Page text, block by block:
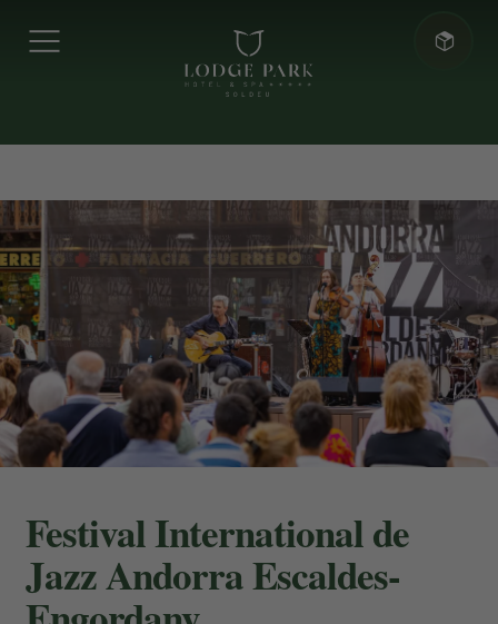
Festival International de
Jazz Andorra Escaldes-